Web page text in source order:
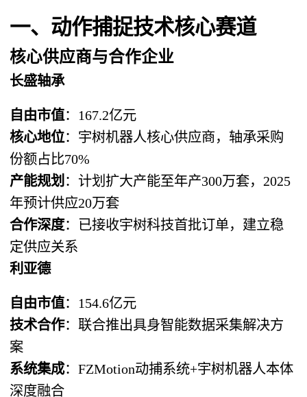
一、动作捕捉技术核心赛道
核心供应商与合作企业
长盛轴承
自由市值：167.2亿元
核心地位：宇树机器人核心供应商，轴承采购
份额占比70%
产能规划 ：计划扩大产能至年产300万套，2025
年预计供应20万套
合作深度：已接收宇树科技首批订单，建立稳
定供应关系
利亚德
自由市值：154.6亿元
技术合作：联合推出具身智能数据采集解决方
案
系统集成：FZMotion动捕系统+宇树机器人本体
深度融合